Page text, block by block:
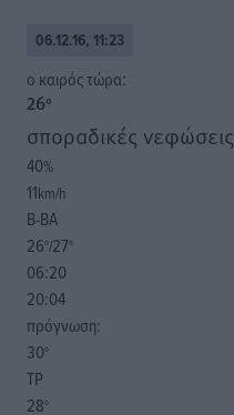
06.12.16, 11:23
o καιρός τώρα:
26°
σποραδικές νεφώσεις
40%
11km/h
Β-ΒΑ
26°/27°
06:20
20:04
πρόγνωση:
30°
ΤΡ
28°